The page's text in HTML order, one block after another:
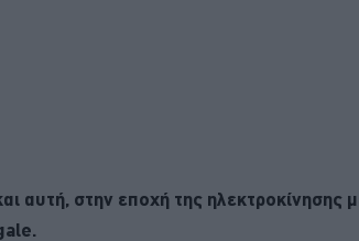
αυτή, στην εποχή της ηλεκτροκίνησης